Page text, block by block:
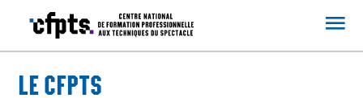
LE CFPTS